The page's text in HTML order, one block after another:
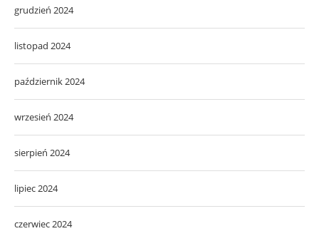
grudzień 2024
listopad 2024
październik 2024
wrzesień 2024
sierpień 2024
lipiec 2024
czerwiec 2024